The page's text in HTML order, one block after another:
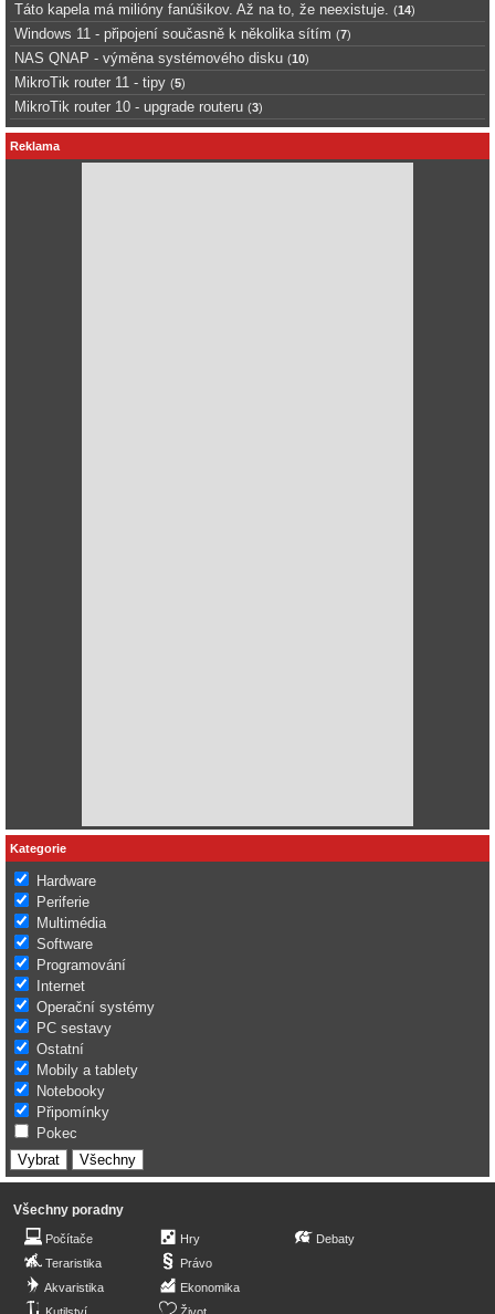
Táto kapela má milióny fanúšikov. Až na to, že neexistuje. (14)
Windows 11 - připojení současně k několika sítím (7)
NAS QNAP - výměna systémového disku (10)
MikroTik router 11 - tipy (5)
MikroTik router 10 - upgrade routeru (3)
Reklama
Kategorie
Hardware
Periferie
Multimédia
Software
Programování
Internet
Operační systémy
PC sestavy
Ostatní
Mobily a tablety
Notebooky
Připomínky
Pokec
Všechny poradny
Počítače
Teraristika
Akvaristika
Hry
Právo
Ekonomika
Debaty